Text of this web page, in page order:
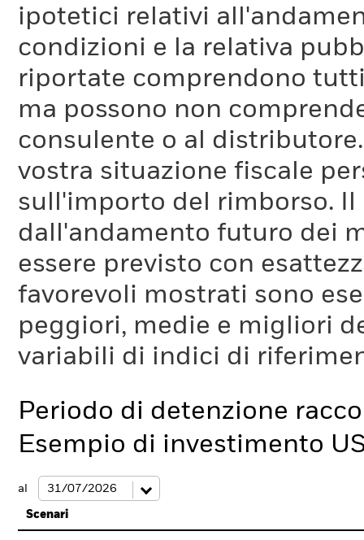
ipotetici relativi
condizioni e la relativa
riportate comprendono
ma possono non
consulente o al
vostra situazione fiscale
sull'importo del rimborso.
dall'andamento futuro dei
essere previsto con
favorevoli mostrati sono
peggiori, medie e migliori
variabili di indici di
Periodo di detenzione
Esempio di investimento
al
Scenari